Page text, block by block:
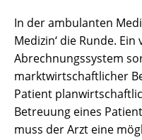
In der ambulanten
Medizin‘ die Runde.
Abrechnungssystem
marktwirtschaftlicher
Patient
Betreuung eines
muss der Arzt eine